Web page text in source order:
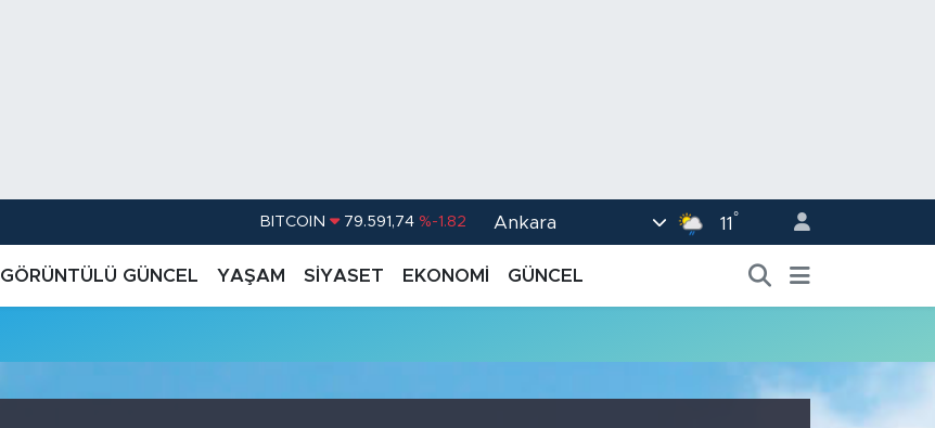
BITCOIN 79.591,74 %-1.82 Ankara 11 °
GÖRÜNTÜLÜ GÜNCEL YAŞAM SİYASET EKONOMİ GÜNCEL